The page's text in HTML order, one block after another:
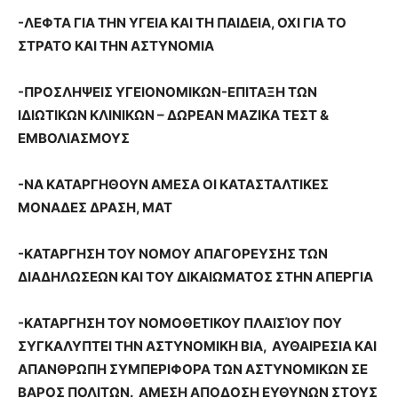
-ΛΕΦΤΑ ΓΙΑ ΤΗΝ ΥΓΕΙΑ ΚΑΙ ΤΗ ΠΑΙΔΕΙΑ, ΟΧΙ ΓΙΑ ΤΟ
ΣΤΡΑΤΟ ΚΑΙ ΤΗΝ ΑΣΤΥΝΟΜΙΑ
-ΠΡΟΣΛΗΨΕΙΣ ΥΓΕΙΟΝΟΜΙΚΩΝ-ΕΠΙΤΑΞΗ ΤΩΝ
ΙΔΙΩΤΙΚΩΝ ΚΛΙΝΙΚΩΝ – ΔΩΡΕΑΝ ΜΑΖΙΚΑ ΤΕΣΤ &
ΕΜΒΟΛΙΑΣΜΟΥΣ
-ΝΑ ΚΑΤΑΡΓΗΘΟΥΝ ΑΜΕΣΑ ΟΙ ΚΑΤΑΣΤΑΛΤΙΚΕΣ
ΜΟΝΑΔΕΣ ΔΡΑΣΗ, ΜΑΤ
-ΚΑΤΑΡΓΗΣΗ ΤΟΥ ΝΟΜΟΥ ΑΠΑΓΟΡΕΥΣΗΣ ΤΩΝ
ΔΙΑΔΗΛΩΣΕΩΝ ΚΑΙ ΤΟΥ ΔΙΚΑΙΩΜΑΤΟΣ ΣΤΗΝ ΑΠΕΡΓΙΑ
-ΚΑΤΑΡΓΗΣΗ ΤΟΥ ΝΟΜΟΘΕΤΙΚΟΥ ΠΛΑΙΣΊΟΥ ΠΟΥ
ΣΥΓΚΑΛΥΠΤΕΙ ΤΗΝ ΑΣΤΥΝΟΜΙΚΗ ΒΙΑ, ΑΥΘΑΙΡΕΣΙΑ ΚΑΙ
ΑΠΑΝΘΡΩΠΗ ΣΥΜΠΕΡΙΦΟΡΑ ΤΩΝ ΑΣΤΥΝΟΜΙΚΩΝ ΣΕ
ΒΑΡΟΣ ΠΟΛΙΤΩΝ. ΑΜΕΣΗ ΑΠΟΔΟΣΗ ΕΥΘΥΝΩΝ ΣΤΟΥΣ